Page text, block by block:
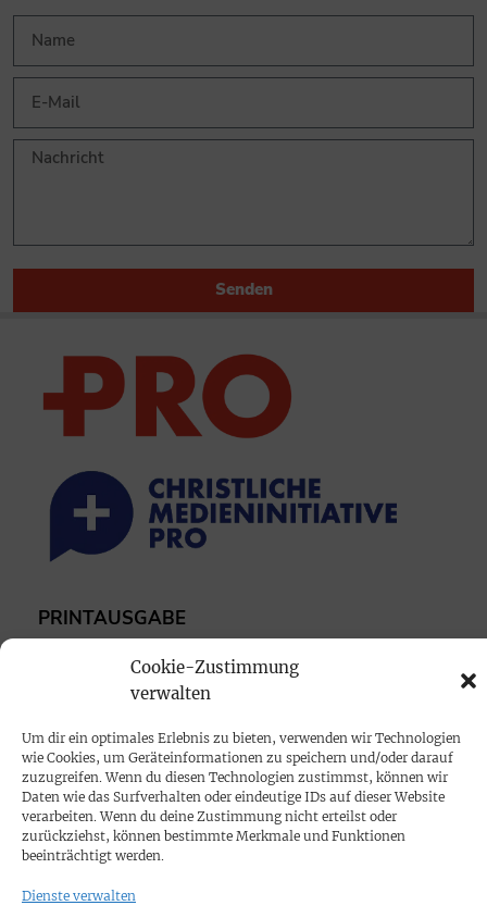
Cookie-Zustimmung
verwalten
Um dir ein optimales Erlebnis zu bieten, verwenden wir Technologien
wie Cookies, um Geräteinformationen zu speichern und/oder darauf
zuzugreifen. Wenn du diesen Technologien zustimmst, können wir
Daten wie das Surfverhalten oder eindeutige IDs auf dieser Website
verarbeiten. Wenn du deine Zustimmung nicht erteilst oder
zurückziehst, können bestimmte Merkmale und Funktionen
beeinträchtigt werden.
Dienste verwalten
Senden
PRINTAUSGABE
Impressum
SPENDEN
Datenschutz
KONTAKT